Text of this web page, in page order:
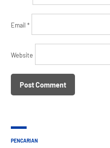
Email*
Website
PENCARIAN